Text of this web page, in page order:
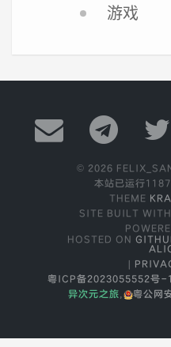
游戏
© 2026
本站已运行
THEME
SITE BUILT WITH
HOSTED ON
粤ICP备2023055552号-
异次元之旅
粤公网